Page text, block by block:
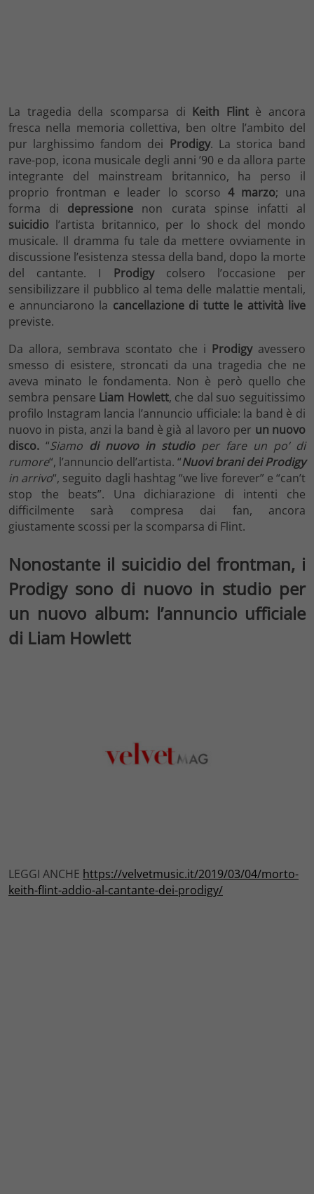
La tragedia della scomparsa di Keith Flintè ancora
fresca nella memoria collettiva, ben oltre l’ambito del
pur larghissimo fandom dei Prodigy. La storica band
rave-pop, icona musicale degli anni ’90 e da allora parte
integrante del mainstream britannico, ha perso il
proprio frontman e leader lo scorso 4 marzo; una
forma di depressione non curata spinse infatti al
suicidio l’artista britannico, per lo shock del mondo
musicale. Il dramma fu tale da mettere ovviamente in
discussione l’esistenza stessa della band, dopo la morte
del cantante. I Prodigycolsero l’occasione per
sensibilizzare il pubblico al tema delle malattie mentali,
e annunciarono la cancellazione di tutte le attività live
previste.
Da allora, sembrava scontato che i Prodigyavessero
smesso di esistere, stroncati da una tragedia che ne
aveva minato le fondamenta. Non è però quello che
sembra pensare Liam Howlett, che dal suo seguitissimo
profilo Instagram lancia l’annuncio ufficiale: la band è di
nuovo in pista, anzi la band è già al lavoro per un nuovo
disco. “Siamo di nuovo in studioper fare un po’ di
rumore“, l’annuncio dell’artista. “Nuovi brani dei Prodigy
in arrivo“, seguito dagli hashtag “we live forever” e “can’t
stop the beats”. Una dichiarazione di intenti che
difficilmente sarà compresa dai fan, ancora
giustamente scossi per la scomparsa di Flint.
Nonostante il suicidio del frontman, i
Prodigy sono di nuovo in studio per
un nuovo album: l’annuncio ufficiale
di Liam Howlett
LEGGI ANCHE https://velvetmusic.it/2019/03/04/morto-
keith-flint-addio-al-cantante-dei-prodigy/